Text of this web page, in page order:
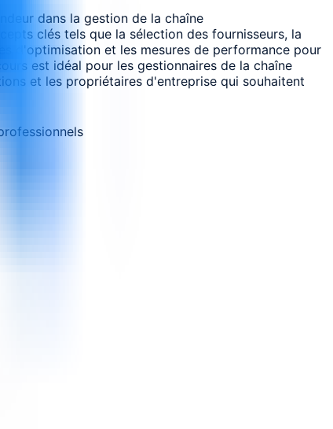
dans la gestion de la chaîne
clés tels que la sélection des fournisseurs, la
d'optimisation et les mesures de performance pour
est idéal pour les gestionnaires de la chaîne
et les propriétaires d'entreprise qui souhaitent